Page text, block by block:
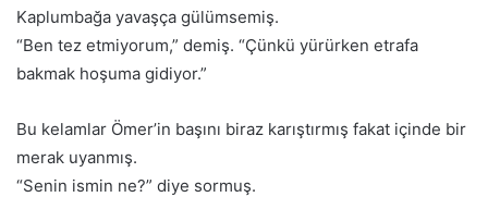
Kaplumbağa yavaşça gülümsemiş.
“Ben tez etmiyorum,” demiş. “Çünkü yürürken etrafa
bakmak hoşuma gidiyor.”
Bu kelamlar Ömer’in başını biraz karıştırmış fakat içinde bir
merak uyanmış.
“Senin ismin ne?” diye sormuş.